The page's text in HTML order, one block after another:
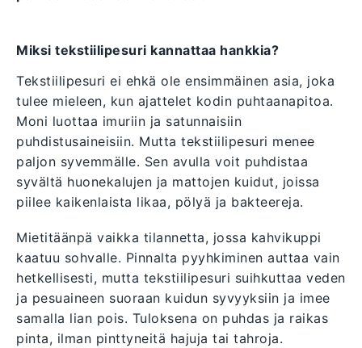
Miksi tekstiilipesuri kannattaa hankkia?
Tekstiilipesuri ei ehkä ole ensimmäinen asia, joka
tulee mieleen, kun ajattelet kodin puhtaanapitoa.
Moni luottaa imuriin ja satunnaisiin
puhdistusaineisiin. Mutta tekstiilipesuri menee
paljon syvemmälle. Sen avulla voit puhdistaa
syvältä huonekalujen ja mattojen kuidut, joissa
piilee kaikenlaista likaa, pölyä ja bakteereja.
Mietitäänpä vaikka tilannetta, jossa kahvikuppi
kaatuu sohvalle. Pinnalta pyyhkiminen auttaa vain
hetkellisesti, mutta tekstiilipesuri suihkuttaa veden
ja pesuaineen suoraan kuidun syvyyksiin ja imee
samalla lian pois. Tuloksena on puhdas ja raikas
pinta, ilman pinttyneitä hajuja tai tahroja.